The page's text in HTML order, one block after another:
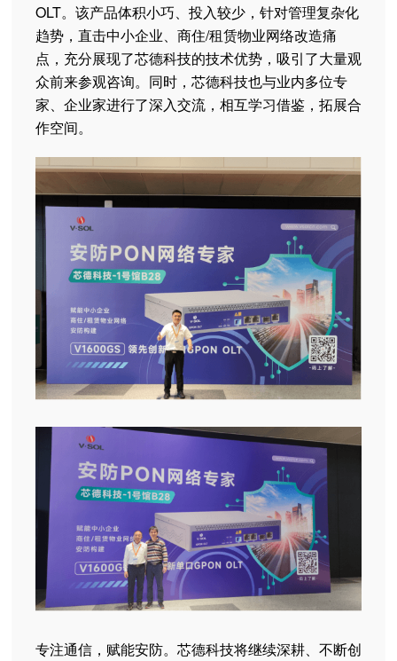
OLT。该产品体积小巧、投入较少，针对管理复杂化
趋势，直击中小企业、商住/租赁物业网络改造痛
点，充分展现了芯德科技的技术优势，吸引了大量观
众前来参观咨询。同时，芯德科技也与业内多位专
家、企业家进行了深入交流，相互学习借鉴，拓展合
作空间。
专注通信，赋能安防。芯德科技将继续深耕、不断创